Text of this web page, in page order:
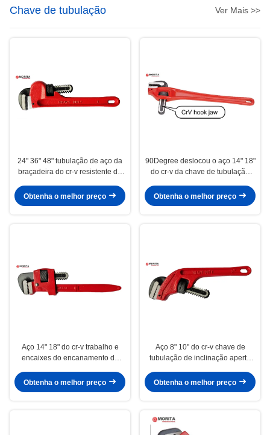
Chave de tubulação Ver Mais >>
24" 36" 48" tubulação de aço da
braçadeira do cr-v resistente da
para evitar o deslizamento
Obtenha o melhor preço
90Degree deslocou o aço 14" 18"
do cr-v da chave de tubulação
Obtenha o melhor preço
Aço 14" 18" do cr-v trabalho e
encaixes do encanamento do
tubulação de Stillson
Obtenha o melhor preço
Aço 8" 10" do cr-v chave de
tubulação de inclinação aperto
Obtenha o melhor preço